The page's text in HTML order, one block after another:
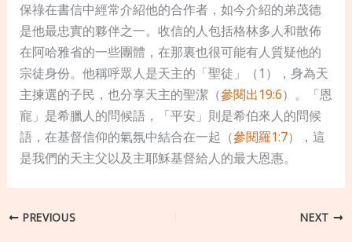
保祿在書信中經常介紹他的合作者，如今介紹的弟茂德
是他最忠實的夥伴之一。收信的人包括格林多人和散佈
在阿哈雅省的一些團體，在那裏也很可能有人質疑他的
宗徒身份。他稱呼眾人是天主的「聖徒」（1），身為天
主揀選的子民，也分享天主的聖潔（參閱出19:6）。「恩
寵」是希臘人的問候語，「平安」則是希伯來人的問候
語，在基督信仰的氣氛中結合在一起（參閱羅1:7），這
是我們的天主父以及主耶穌基督給人的最大恩惠。
PREVIOUS NEXT